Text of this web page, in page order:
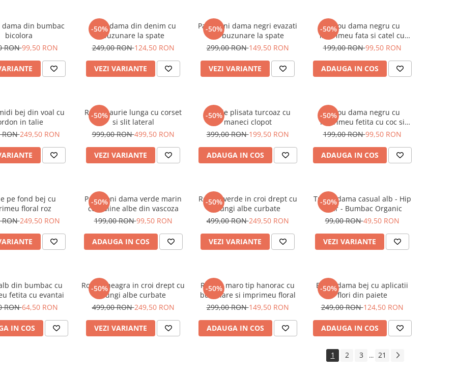
dama din bumbac
bicolora
RON99,50 RON
-50%
Blugi dama din denim cu
buzunare la spate
249,00 RON124,50 RON
VEZI VARIANTE
-50%
Pantaloni dama negri evazati
cu buzunare la spate
299,00 RON149,50 RON
VEZI VARIANTE
-50%
Tricou dama negru cu
imprimeu fata si catel cu
ochelari
199,00 RON99,50 RON
ADAUGA IN COS
bej din voal cu
in talie
RON249,50 RON
-50%
Rochie aurie lunga cu corset
si slit lateral
999,00 RON499,50 RON
VEZI VARIANTE
-50%
Rochie plisata turcoaz cu
maneci clopot
399,00 RON199,50 RON
ADAUGA IN COS
-50%
Tricou dama negru cu
imprimeu fetita cu coc si
ochelari albastrii
199,00 RON99,50 RON
ADAUGA IN COS
pe fond bej cu
floral roz
RON249,50 RON
-50%
Pantaloni dama verde marin
cu buline albe din vascoza
199,00 RON99,50 RON
ADAUGA IN COS
-50%
Rochie verde in croi drept cu
dungi albe curbate
499,00 RON249,50 RON
VEZI VARIANTE
-50%
Tricou dama casual alb - Hip
Bear - Bumbac Organic
99,00 RON49,50 RON
VEZI VARIANTE
din bumbac cu
fetita cu evantai
RON64,50 RON
IN COS
-50%
Rochie neagra in croi drept cu
dungi albe curbate
499,00 RON249,50 RON
VEZI VARIANTE
-50%
Rochie maro tip hanorac cu
buzunare si imprimeu floral
299,00 RON149,50 RON
ADAUGA IN COS
-50%
Bluza dama bej cu aplicatii
flori din paiete
249,00 RON124,50 RON
ADAUGA IN COS
1 2 3 ... 21